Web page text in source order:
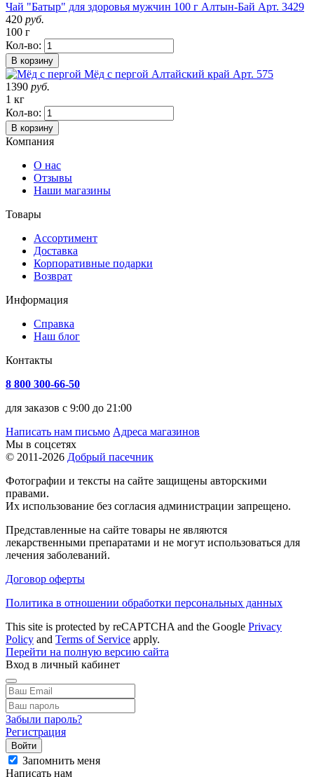
Чай "Батыр" для здоровья мужчин 100 г Алтын-Бай Арт. 3429
420 руб.
100 г
Кол-во:
В корзину
Мёд с пергой Алтайский край Арт. 575
1390 руб.
1 кг
Кол-во:
В корзину
Компания
О нас
Отзывы
Наши магазины
Товары
Ассортимент
Доставка
Корпоративные подарки
Возврат
Информация
Справка
Наш блог
Контакты
8 800 300-66-50
для заказов с 9:00 до 21:00
Написать нам письмо Адреса магазинов
Мы в соцсетях
© 2011-2026 Добрый пасечник
Фотографии и тексты на сайте защищены авторскими
правами.
Их использование без согласия администрации запрещено.
Представленные на сайте товары не являются
лекарственными препаратами и не могут использоваться для
лечения заболеваний.
Договор оферты
Политика в отношении обработки персональных данных
This site is protected by reCAPTCHA and the Google Privacy
Policy and Terms of Service apply.
Перейти на полную версию сайта
Вход в личный кабинет
Забыли пароль?
Регистрация
Войти
Запомнить меня
Написать нам